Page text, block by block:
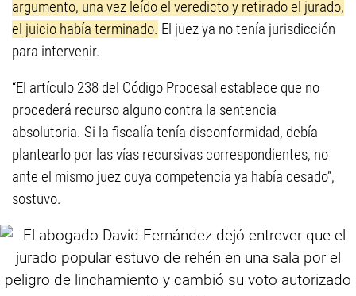
argumento, una vez leído el veredicto y retirado el jurado,
el juicio había terminado. El juez ya no tenía jurisdicción
para intervenir.
“El artículo 238 del Código Procesal establece que no
procederá recurso alguno contra la sentencia
absolutoria. Si la fiscalía tenía disconformidad, debía
plantearlo por las vías recursivas correspondientes, no
ante el mismo juez cuya competencia ya había cesado”,
sostuvo.